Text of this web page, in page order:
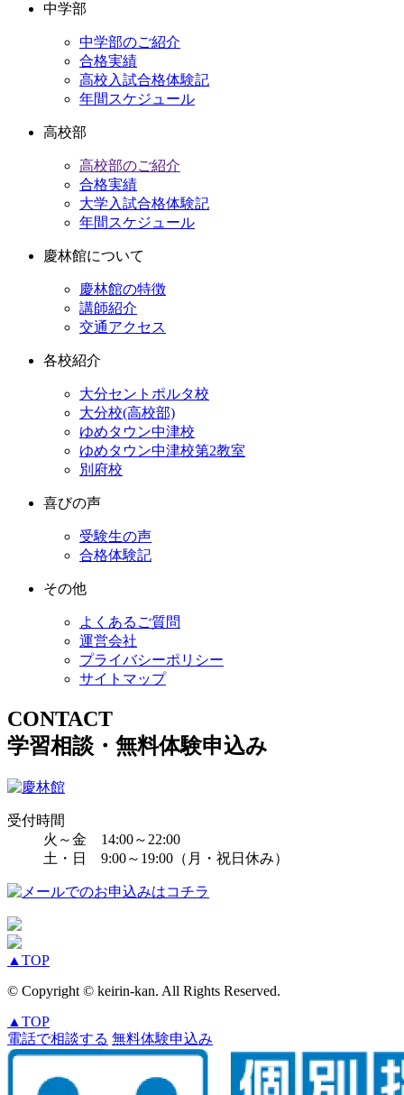
中学部
中学部のご紹介
合格実績
高校入試合格体験記
年間スケジュール
高校部
高校部のご紹介
合格実績
大学入試合格体験記
年間スケジュール
慶林館について
慶林館の特徴
講師紹介
交通アクセス
各校紹介
大分セントポルタ校
大分校(高校部)
ゆめタウン中津校
ゆめタウン中津校第2教室
別府校
喜びの声
受験生の声
合格体験記
その他
よくあるご質問
運営会社
プライバシーポリシー
サイトマップ
CONTACT
学習相談・無料体験申込み
受付時間
火～金 14:00～22:00
土・日 9:00～19:00（月・祝日休み）
▲ TOP
© Copyright © keirin-kan. All Rights Reserved.
▲ TOP
電話で相談する 無料体験申込み